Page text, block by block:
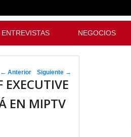
ENTREVISTAS NEGOCIOS
Navegador de
artículos
← Anterior Siguiente →
EXECUTIVE
EN MIPTV